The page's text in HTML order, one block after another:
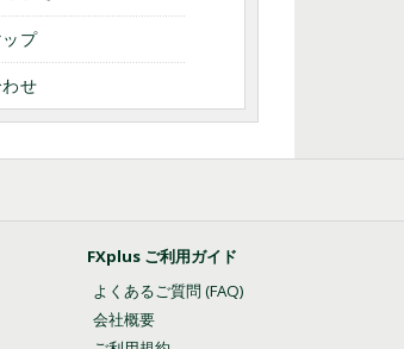
プ
せ
FXplus ご利用ガイド
よくあるご質問 (FAQ)
会社概要